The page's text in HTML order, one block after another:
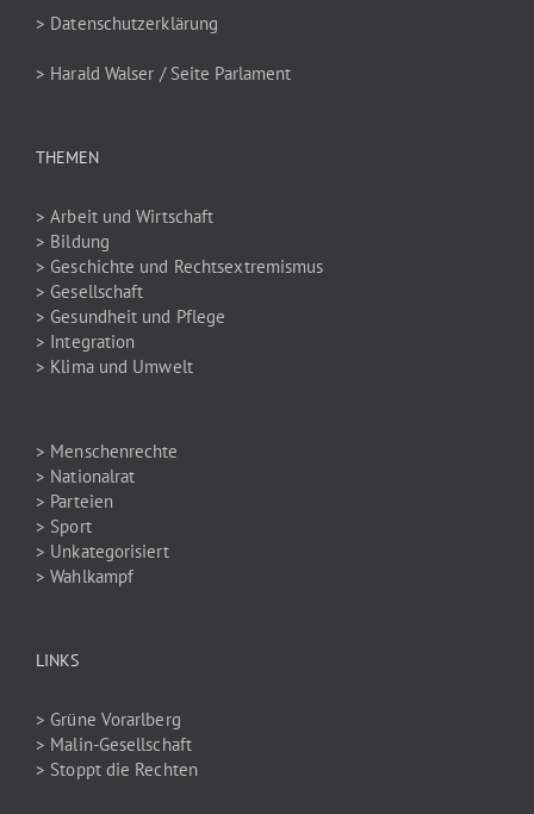
> Datenschutzerklärung
> Harald Walser / Seite Parlament
THEMEN
> Arbeit und Wirtschaft
> Bildung
> Geschichte und Rechtsextremismus
> Gesellschaft
> Gesundheit und Pflege
> Integration
> Klima und Umwelt
> Menschenrechte
> Nationalrat
> Parteien
> Sport
> Unkategorisiert
> Wahlkampf
LINKS
> Grüne Vorarlberg
> Malin-Gesellschaft
> Stoppt die Rechten